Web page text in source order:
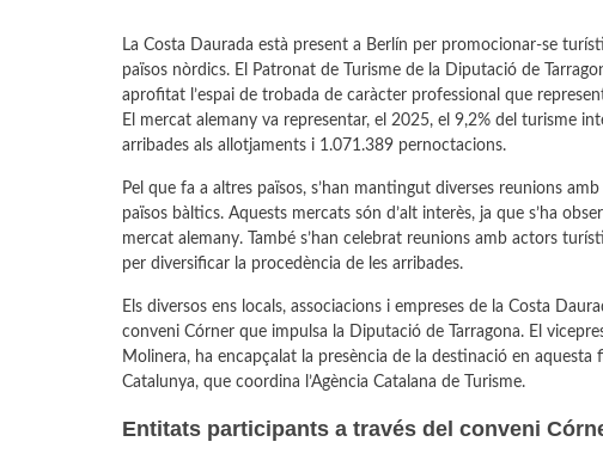
La Costa Daurada està present a Berlín per promocionar-se
països nòrdics. El Patronat de Turisme de la Diputació de
aprofitat l’espai de trobada de caràcter professional que
El mercat alemany va representar, el 2025, el 9,2% del turisme
arribades als allotjaments i 1.071.389 pernoctacions.
Pel que fa a altres països, s’han mantingut diverses reunions
països bàltics. Aquests mercats són d’alt interès, ja que s’ha
mercat alemany. També s’han celebrat reunions amb actors
per diversificar la procedència de les arribades.
Els diversos ens locals, associacions i empreses de la Costa
conveni Córner que impulsa la Diputació de Tarragona. El
Molinera, ha encapçalat la presència de la destinació en
Catalunya, que coordina l’Agència Catalana de Turisme.
Entitats participants a través del conveni